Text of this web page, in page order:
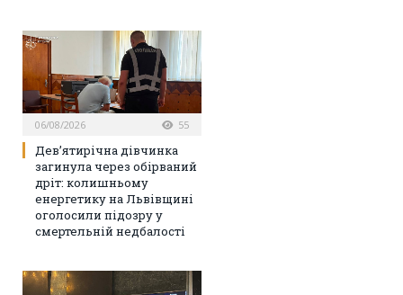
06/08/2026 55
Дев’ятирічна дівчинка
загинула через обірваний
дріт: колишньому
енергетику на Львівщині
оголосили підозру у
смертельній недбалості